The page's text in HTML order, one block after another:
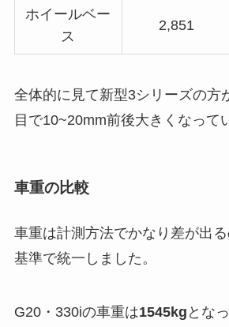
ホイールベー
ス
2,851
全体的に見て新型3シリーズの方
目で10~20mm前後大きくなって
車重の比較
車重は計測方法でかなり差が出
基準で統一しました。
G20・330iの車重は1545kg とな